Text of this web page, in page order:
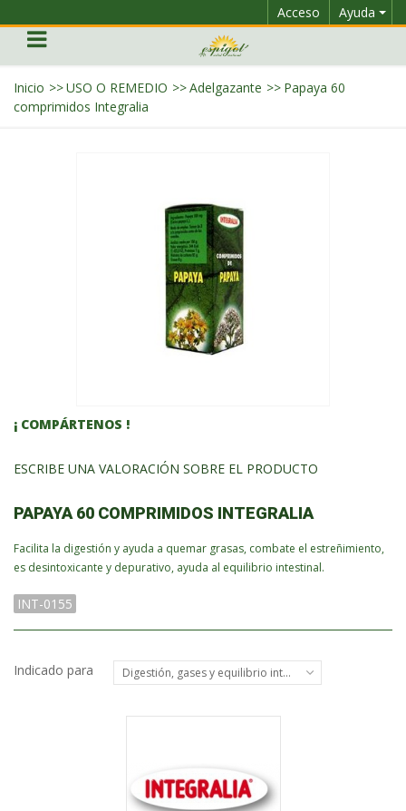
Ayuda
Acceso
Inicio >>USO O REMEDIO >>Adelgazante >> Papaya 60
comprimidos Integralia
¡ COMPÁRTENOS !
ESCRIBE UNA VALORACIÓN SOBRE EL PRODUCTO
PAPAYA 60 COMPRIMIDOS INTEGRALIA
Facilita la digestión y ayuda a quemar grasas, combate el estreñimiento,
es desintoxicante y depurativo, ayuda al equilibrio intestinal.
INT-0155
Indicado para Digestión, gases y equilibrio intestinal